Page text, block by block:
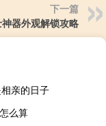
下一篇
器外观解锁攻略
亲的日子
么算